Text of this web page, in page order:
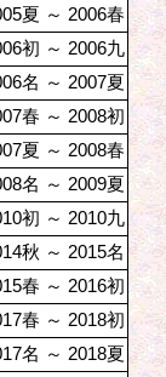
夏 ～ 2006春
初 ～ 2006九
名 ～ 2007夏
春 ～ 2008初
夏 ～ 2008春
名 ～ 2009夏
初 ～ 2010九
秋 ～ 2015名
春 ～ 2016初
春 ～ 2018初
名 ～ 2018夏